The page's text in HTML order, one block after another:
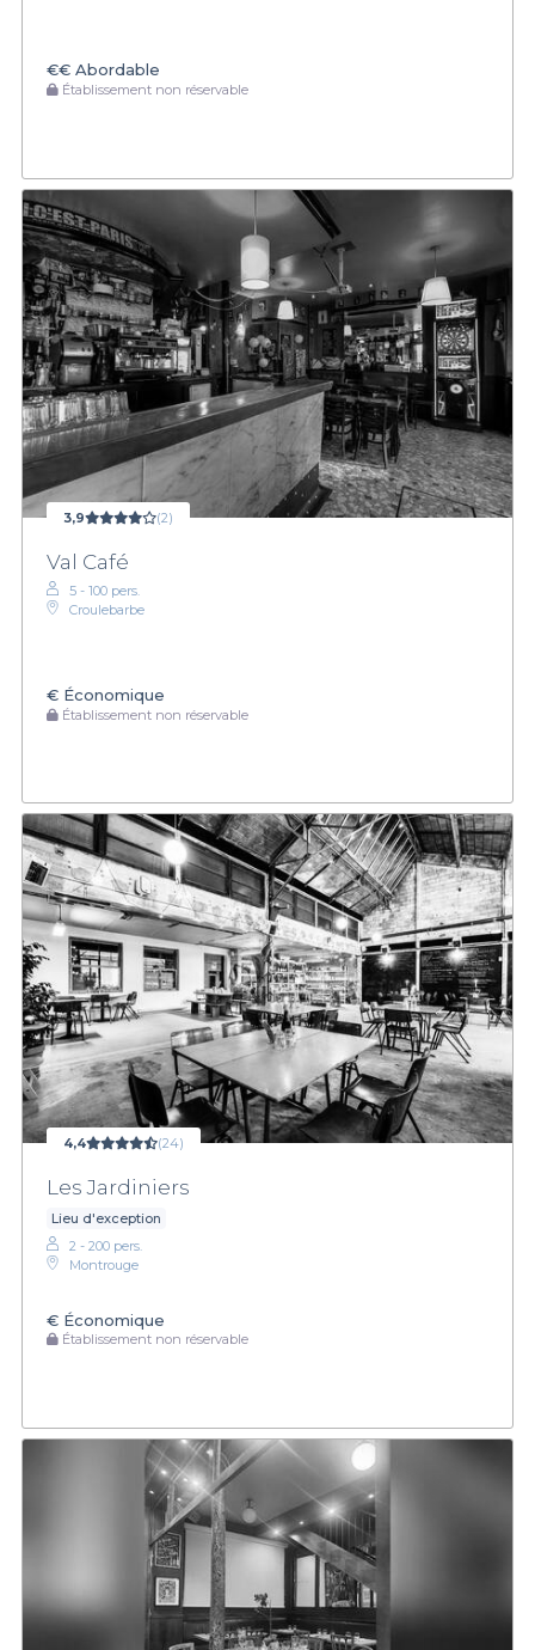
€€ Abordable
Établissement non réservable
3,9 (2)
Val Café
5 - 100 pers.
Croulebarbe
€ Économique
Établissement non réservable
4,4 (24)
Les Jardiniers
Lieu d'exception
2 - 200 pers.
Montrouge
€ Économique
Établissement non réservable